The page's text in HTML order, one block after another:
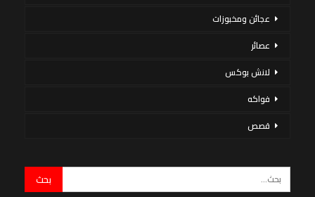
عجائن ومخبوزات
عصائر
لانش بوكس
فواكه
قصص